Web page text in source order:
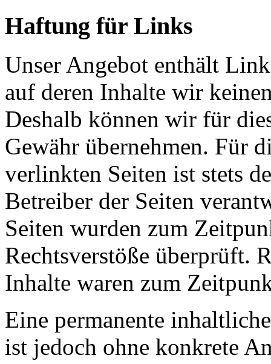
Haftung für Links
Unser Angebot enthält
auf deren Inhalte wir
Deshalb können wir für
Gewähr übernehmen. Für
verlinkten Seiten ist stets
Betreiber der Seiten
Seiten wurden zum
Rechtsverstöße überprüft.
Inhalte waren zum
Eine permanente
ist jedoch ohne konkrete